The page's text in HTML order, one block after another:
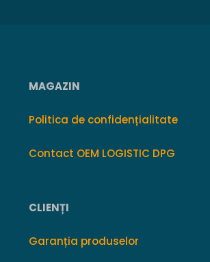
MAGAZIN
Politica de confidențialitate
Contact OEM LOGISTIC DPG
CLIENȚI
Garanția produselor